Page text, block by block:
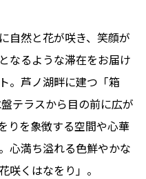
自然と花が咲き、笑顔が
なるような滞在をお届け
。芦ノ湖畔に建つ「箱
テラスから目の前に広が
りを象徴する空間や心華
心満ち溢れる色鮮やかな
咲くはなをり」。